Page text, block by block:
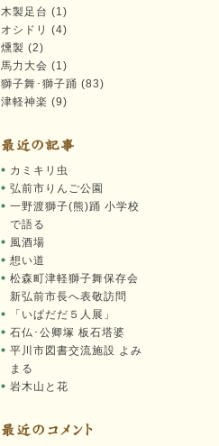
木製足台 (1)
オシドリ (4)
燻製 (2)
馬力大会 (1)
獅子舞･獅子踊 (83)
津軽神楽 (9)
カミキリ虫
弘前市りんご公園
一野渡獅子(熊)踊 小学校
で語る
風酒場
想い道
松森町津軽獅子舞保存会
新弘前市長へ表敬訪問
「いぱだだ５人展」
石仏･公卿塚 板石塔婆
平川市図書交流施設 よみ
まる
岩木山と花